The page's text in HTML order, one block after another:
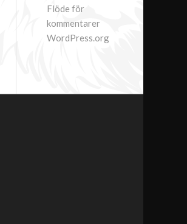
Flöde för
kommentarer
WordPress.org